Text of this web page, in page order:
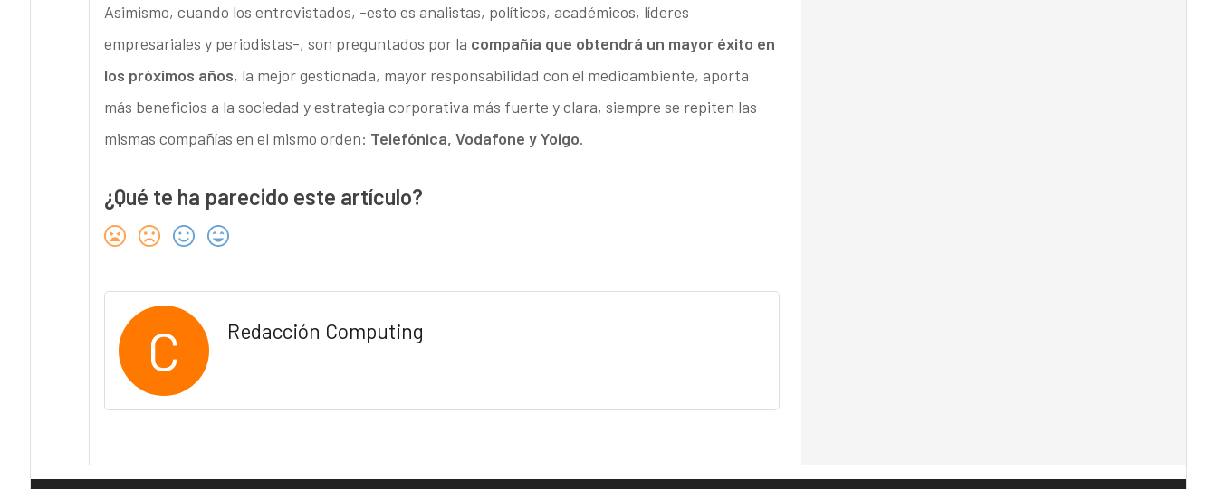
Asimismo, cuando los entrevistados, -esto es analistas, políticos, académicos, líderes
empresariales y periodistas-, son preguntados por la compañía que obtendrá un mayor éxito en
los próximos años, la mejor gestionada, mayor responsabilidad con el medioambiente, aporta
más beneficios a la sociedad y estrategia corporativa más fuerte y clara, siempre se repiten las
mismas compañías en el mismo orden: Telefónica, Vodafone y Yoigo.
¿Qué te ha parecido este artículo?
C Redacción Computing